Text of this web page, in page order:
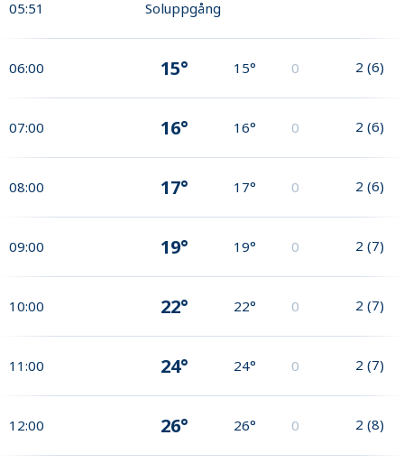
05:51 Soluppgång
06:00 15° 15° 0 2 (6)
07:00 16° 16° 0 2 (6)
08:00 17° 17° 0 2 (6)
09:00 19° 19° 0 2 (7)
10:00 22° 22° 0 2 (7)
11:00 24° 24° 0 2 (7)
12:00 26° 26° 0 2 (8)